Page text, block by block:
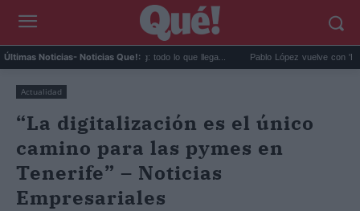
Últimas Noticias- Noticias Que!:
de agosto en streaming: todo lo que llega... Pablo López vuelve con 'El
Actualidad
“La digitalización es el único
camino para las pymes en
Tenerife” – Noticias
Empresariales